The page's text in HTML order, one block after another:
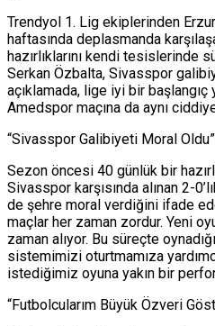
Trendyol 1. Lig ekiplerinden
haftasında deplasmanda
hazırlıklarını kendi tesislerinde
Serkan Özbalta, Sivasspor
açıklamada, lige iyi bir başlangıç
Amedspor maçına da aynı
“Sivasspor Galibiyeti Moral
Sezon öncesi 40 günlük bir
Sivasspor karşısında alınan 2-
de şehre moral verdiğini ifade
maçlar her zaman zordur. Yeni
zaman alıyor. Bu süreçte
sistemimizi oturtmamıza
istediğimiz oyuna yakın bir
“Futbolcularım Büyük Özveri